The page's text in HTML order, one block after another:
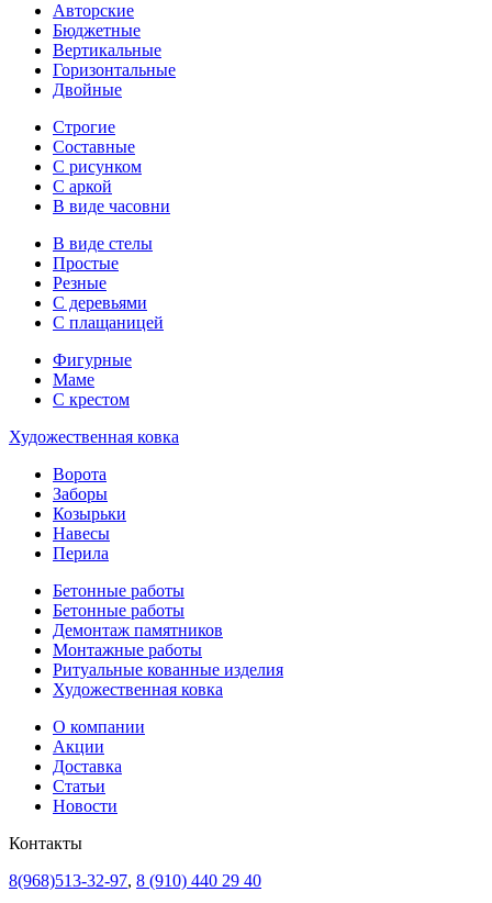
Авторские
Бюджетные
Вертикальные
Горизонтальные
Двойные
Строгие
Составные
С рисунком
С аркой
В виде часовни
В виде стелы
Простые
Резные
С деревьями
С плащаницей
Фигурные
Маме
С крестом
Художественная ковка
Ворота
Заборы
Козырьки
Навесы
Перила
Бетонные работы
Бетонные работы
Демонтаж памятников
Монтажные работы
Ритуальные кованные изделия
Художественная ковка
О компании
Акции
Доставка
Статьи
Новости
Контакты
8(968)513-32-97, 8 (910) 440 29 40